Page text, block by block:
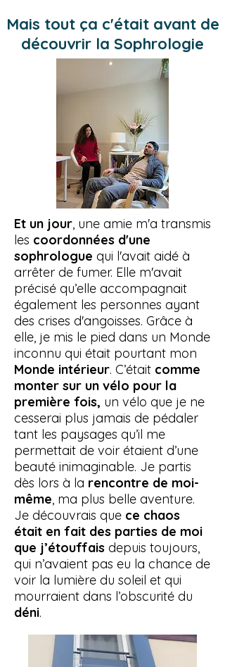
Mais tout ça c'était avant de
découvrir la Sophrologie
Et un jour, une amie m'a transmis
les coordonnées d'une
sophrologue qui l'avait aidé à
arrêter de fumer. Elle m'avait
précisé qu’elle accompagnait
également les personnes ayant
des crises d'angoisses. Grâce à
elle, je mis le pied dans un Monde
inconnu qui était pourtant mon
Monde intérieur. C’était comme
monter sur un vélo pour la
première fois, un vélo que je ne
cesserai plus jamais de pédaler
tant les paysages qu’il me
permettait de voir étaient d’une
beauté inimaginable. Je partis
dès lors à la rencontre de moi-
même, ma plus belle aventure.
Je découvrais que ce chaos
était en fait des parties de moi
que j’étouffais depuis toujours,
qui n’avaient pas eu la chance de
voir la lumière du soleil et qui
mourraient dans l’obscurité du
déni.